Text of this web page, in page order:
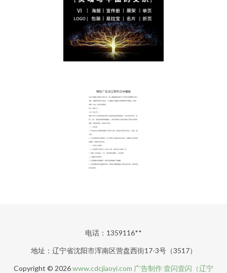
电话：1359116**
地址：辽宁省沈阳市浑南区营盘西街17-3号（3517）
Copyright © 2026www.cdcjiaoyi.com 广告制作壹闪壹闪（辽宁